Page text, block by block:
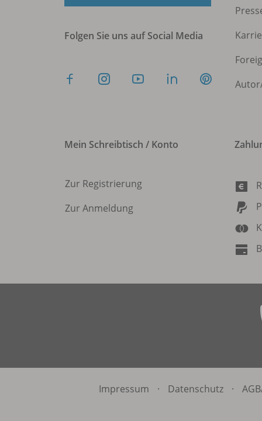
Folgen Sie uns auf Social Media
Mein Schreibtisch / Konto
Zur Registrierung
Zur Anmeldung
Impressum · Datenschutz ·